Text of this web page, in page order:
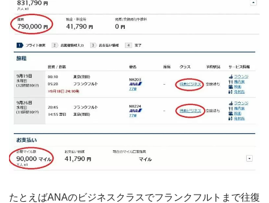
たとえばANAのビジネスクラスでフランクフルトまで往復